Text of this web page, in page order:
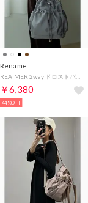
Rename
REAIMER 2way ドロストバッグ （GY）
￥6,380
44%OFF